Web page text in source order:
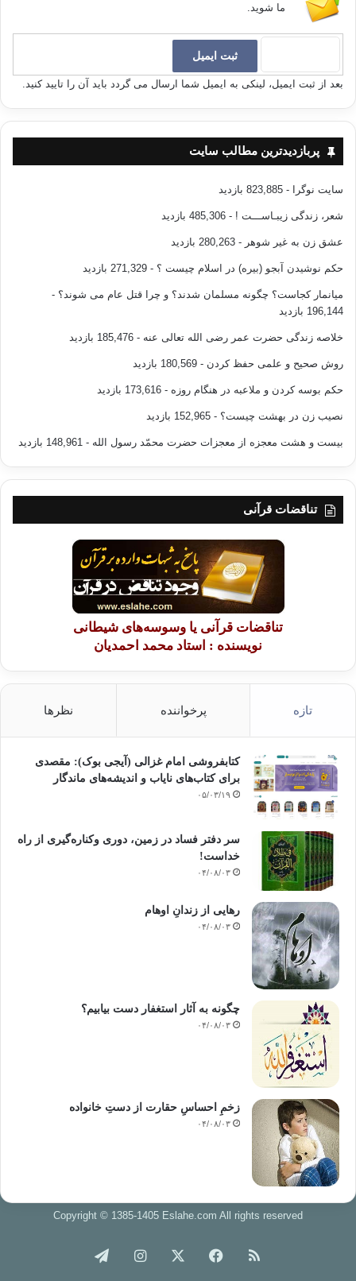
ما شوید.
بعد از ثبت ایمیل، لینکی به ایمیل شما ارسال می گردد باید آن را تایید کنید.
پربازدیدترین مطالب سایت
سایت نوگرا - 823,885 بازدید
شعر، زندگی زیبـاســـت ! - 485,306 بازدید
عشق زن به غیر شوهر - 280,263 بازدید
حکم نوشیدن آبجو (بیره) در اسلام چیست ؟ - 271,329 بازدید
میانمار کجاست؟ چگونه مسلمان شدند؟ و چرا قتل عام می شوند؟ -
196,144 بازدید
خلاصه زندگی حضرت عمر رضی الله تعالی عنه - 185,476 بازدید
روش صحیح و علمی حفظ کردن - 180,569 بازدید
حکم بوسه کردن و ملاعبه در هنگام روزه - 173,616 بازدید
نصیب زن در بهشت چیست؟ - 152,965 بازدید
بیست و هشت معجزه از معجزات حضرت محمّد رسول الله - 148,961 بازدید
تناقضات قرآنی
تناقضات قرآنی یا وسوسه‌های شیطانی
نویسنده : استاد محمد احمدیان
تازه پرخواننده نظرها
کتابفروشی امام غزالی (آیجی بوک): مقصدی
برای کتاب‌های نایاب و اندیشه‌های ماندگار
۰۵/۰۳/۱۹
سر دفتر فساد در زمین‌، دوری وکناره‌گیری از راه
خداست‌!
۰۴/۰۸/۰۳
رهایی از زندانِ اوهام
۰۴/۰۸/۰۳
چگونه به آثار استغفار دست بیابیم؟
۰۴/۰۸/۰۳
زخمِ احساسِ حقارت از دستِ خانواده
۰۴/۰۸/۰۳
Copyright © 1385-1405 Eslahe.com All rights reserved
خوراک فیس اینستاگرام